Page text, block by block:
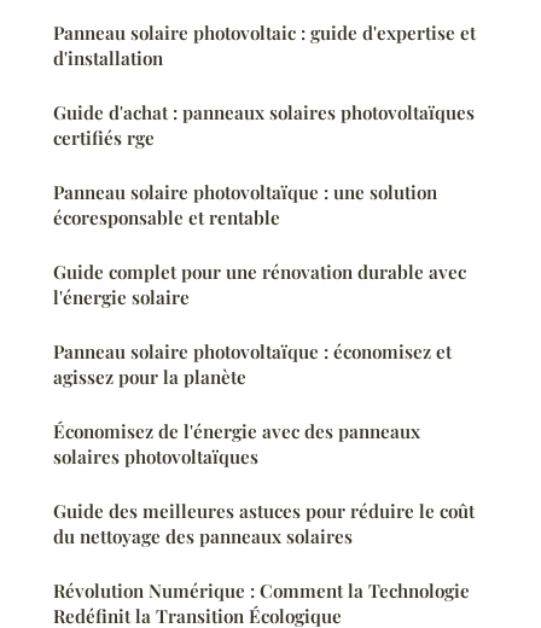
Panneau solaire photovoltaic : guide d'expertise et
d'installation
Guide d'achat : panneaux solaires photovoltaïques
certifiés rge
Panneau solaire photovoltaïque : une solution
écoresponsable et rentable
Guide complet pour une rénovation durable avec
l'énergie solaire
Panneau solaire photovoltaïque : économisez et
agissez pour la planète
Économisez de l'énergie avec des panneaux
solaires photovoltaïques
Guide des meilleures astuces pour réduire le coût
du nettoyage des panneaux solaires
Révolution Numérique : Comment la Technologie
Redéfinit la Transition Écologique